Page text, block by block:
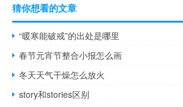
猜你想看的文章
“暖寒能破戒”的出处是哪里
春节元宵节整合小报怎么画
冬天天气干燥怎么放火
story和stories区别